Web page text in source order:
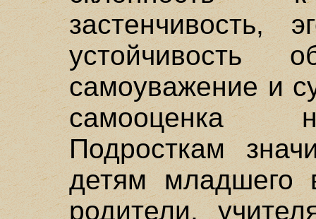
застенчивость,
устойчивость
самоуважение и
самооценка
Подросткам
детям младшего
родители,